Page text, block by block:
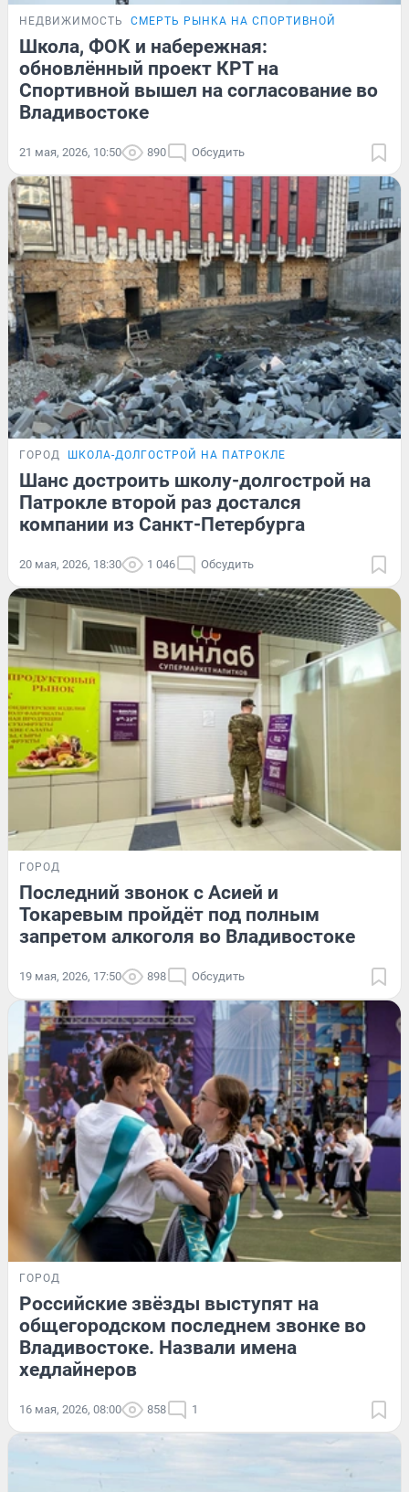
НЕДВИЖИМОСТЬ СМЕРТЬ РЫНКА НА СПОРТИВНОЙ
Школа, ФОК и набережная:
обновлённый проект КРТ на
Спортивной вышел на согласование во
Владивостоке
21 мая, 2026, 10:50 890 Обсудить
ГОРОД ШКОЛА-ДОЛГОСТРОЙ НА ПАТРОКЛЕ
Шанс достроить школу-долгострой на
Патрокле второй раз достался
компании из Санкт-Петербурга
20 мая, 2026, 18:30 1 046 Обсудить
ГОРОД
Последний звонок с Асией и
Токаревым пройдёт под полным
запретом алкоголя во Владивостоке
19 мая, 2026, 17:50 898 Обсудить
ГОРОД
Российские звёзды выступят на
общегородском последнем звонке во
Владивостоке. Назвали имена
хедлайнеров
16 мая, 2026, 08:00 858 1